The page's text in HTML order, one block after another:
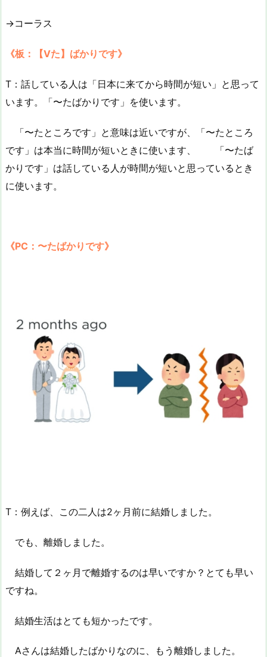
→コーラス
《板：【Vた】ばかりです》
T：話している人は「日本に来てから時間が短い」と思って
います。「〜たばかりです」を使います。
「〜たところです」と意味は近いですが、「〜たところ
です」は本当に時間が短いときに使います、 「〜たば
かりです」は話している人が時間が短いと思っているとき
に使います。
《PC：〜たばかりです》
T：例えば、この二人は2ヶ月前に結婚しました。
でも、離婚しました。
結婚して２ヶ月で離婚するのは早いですか？とても早い
ですね。
結婚生活はとても短かったです。
Aさんは結婚したばかりなのに、もう離婚しました。